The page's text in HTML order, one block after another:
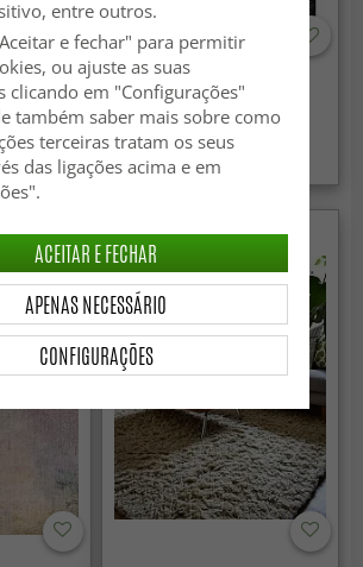
Tapete Wilton - Peking
Noble (preto)
89.99 €
entre outros.
e fechar" para permitir
ou ajuste as suas
clicando em "Configurações"
também saber mais sobre como
terceiras tratam os seus
das ligações acima e em
CONFIGURAÇÕES
APENAS NECESSÁRIO
ACEITAR E FECHAR